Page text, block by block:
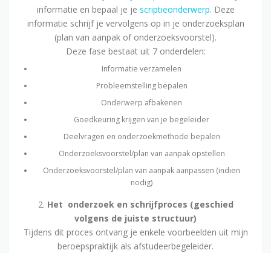
informatie en bepaal je je scriptieonderwerp. Deze
informatie schrijf je vervolgens op in je onderzoeksplan
(plan van aanpak of onderzoeksvoorstel).
Deze fase bestaat uit 7 onderdelen:
Informatie verzamelen
Probleemstelling bepalen
Onderwerp afbakenen
Goedkeuring krijgen van je begeleider
Deelvragen en onderzoekmethode bepalen
Onderzoeksvoorstel/plan van aanpak opstellen
Onderzoeksvoorstel/plan van aanpak aanpassen (indien
nodig)
2. Het onderzoek en schrijfproces (geschied
volgens de juiste structuur)
Tijdens dit proces ontvang je enkele voorbeelden uit mijn
beroepspraktijk als afstudeerbegeleider.